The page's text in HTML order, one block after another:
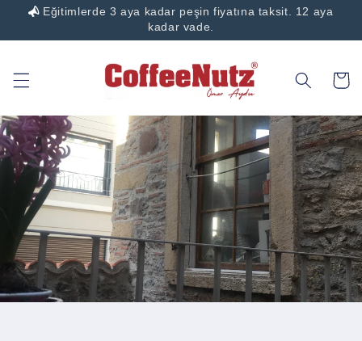
Eğitimlerde 3 aya kadar peşin fiyatına taksit. 12 aya
kadar vade.
İçeriğe
Sepet